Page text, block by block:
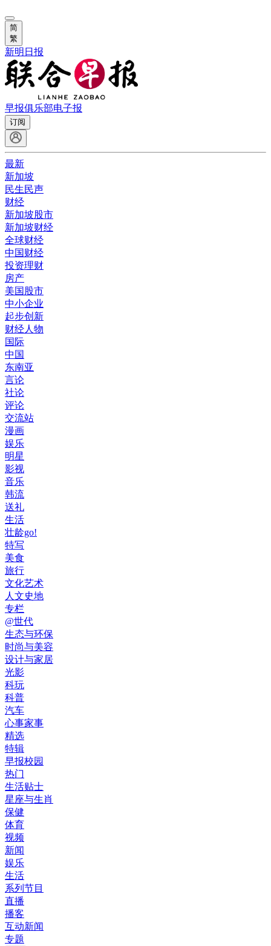
简
繁
新明日报
早报俱乐部电子报
订阅
最新
新加坡
民生民声
财经
新加坡股市
新加坡财经
全球财经
中国财经
投资理财
房产
美国股市
中小企业
起步创新
财经人物
国际
中国
东南亚
言论
社论
评论
交流站
漫画
娱乐
明星
影视
音乐
韩流
送礼
生活
壮龄go!
特写
美食
旅行
文化艺术
人文史地
专栏
@世代
生态与环保
时尚与美容
设计与家居
光影
科玩
科普
汽车
心事家事
精选
特辑
早报校园
热门
生活贴士
星座与生肖
保健
体育
视频
新闻
娱乐
生活
系列节目
直播
播客
互动新闻
专题